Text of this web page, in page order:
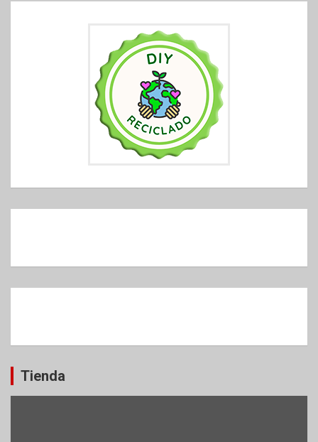
Tienda